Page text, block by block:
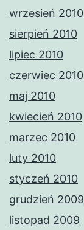
wrzesień 2010
sierpień 2010
lipiec 2010
czerwiec 2010
maj 2010
kwiecień 2010
marzec 2010
luty 2010
styczeń 2010
grudzień 2009
listopad 2009